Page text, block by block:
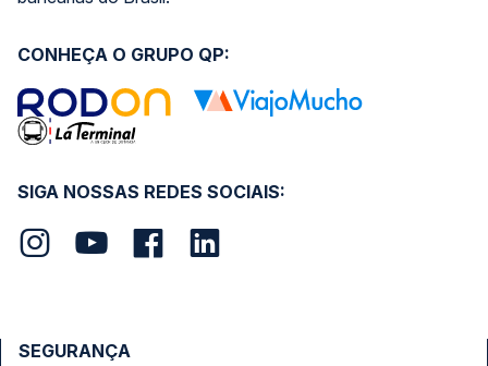
SIGA NOSSAS REDES SOCIAIS:
CONHEÇA O GRUPO QP:
SEGURANÇA